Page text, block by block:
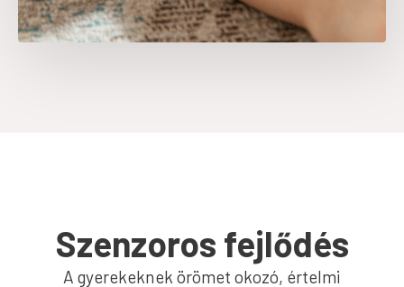
Szenzoros fejlődés
A gyerekeknek örömet okozó, értelmi